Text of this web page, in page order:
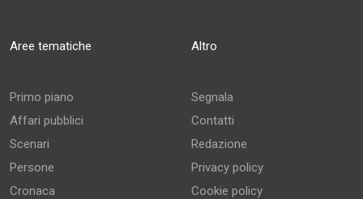
Aree tematiche
Primo piano
Affari pubblici
Scenari
Persone
Cronaca
Altro
Segnala
Contatti
Redazione
Privacy policy
Cookie policy